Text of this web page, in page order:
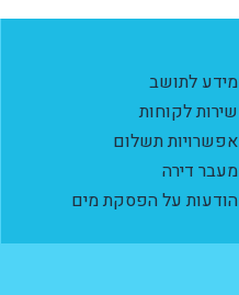
מידע לתושב
שירות לקוחות
אפשרויות תשלום
מעבר דירה
הודעות על הפסקת מים